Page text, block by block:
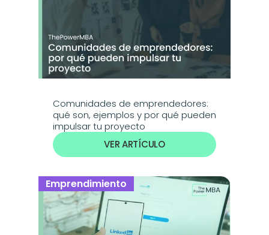
Comunidades de emprendedores:
qué son, ejemplos y por qué pueden
impulsar tu proyecto
VER ARTÍCULO
Emprendimiento